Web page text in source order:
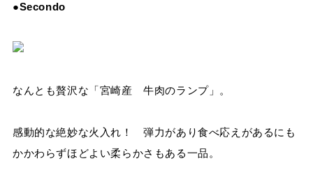
●Secondo
なんとも贅沢な「宮崎産 牛肉のランプ」。
感動的な絶妙な火入れ！ 弾力があり食べ応えがあるにも
かかわらずほどよい柔らかさもある一品。